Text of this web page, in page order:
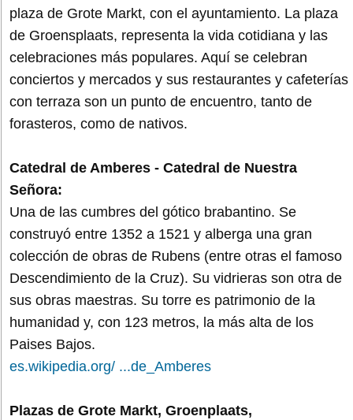
plaza de Grote Markt, con el ayuntamiento. La plaza
de Groensplaats, representa la vida cotidiana y las
celebraciones más populares. Aquí se celebran
conciertos y mercados y sus restaurantes y cafeterías
con terraza son un punto de encuentro, tanto de
forasteros, como de nativos.
Catedral de Amberes - Catedral de Nuestra
Señora:
Una de las cumbres del gótico brabantino. Se
construyó entre 1352 a 1521 y alberga una gran
colección de obras de Rubens (entre otras el famoso
Descendimiento de la Cruz). Su vidrieras son otra de
sus obras maestras. Su torre es patrimonio de la
humanidad y, con 123 metros, la más alta de los
Paises Bajos.
es.wikipedia.org/ ...de_Amberes
Plazas de Grote Markt, Groenplaats,